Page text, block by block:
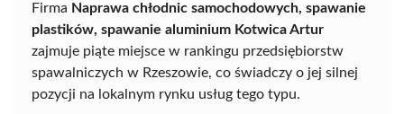
Firma Naprawa chłodnic samochodowych, spawanie
plastików, spawanie aluminium Kotwica Artur
zajmuje piąte miejsce w rankingu przedsiębiorstw
spawalniczych w Rzeszowie, co świadczy o jej silnej
pozycji na lokalnym rynku usług tego typu.